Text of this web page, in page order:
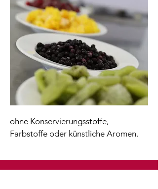
ohne Konservierungsstoffe,
Farbstoffe oder künstliche Aromen​.